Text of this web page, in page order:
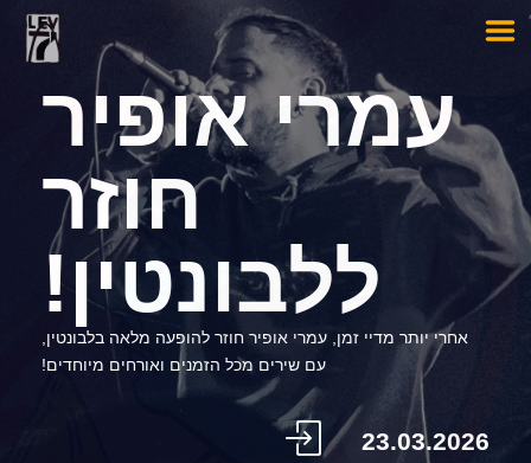
עמרי אופיר
חוזר
ללבונטין!
אחרי יותר מדיי זמן, עמרי אופיר חוזר להופעה מלאה בלבונטין,
עם שירים מכל הזמנים ואורחים מיוחדים!
23.03.2026